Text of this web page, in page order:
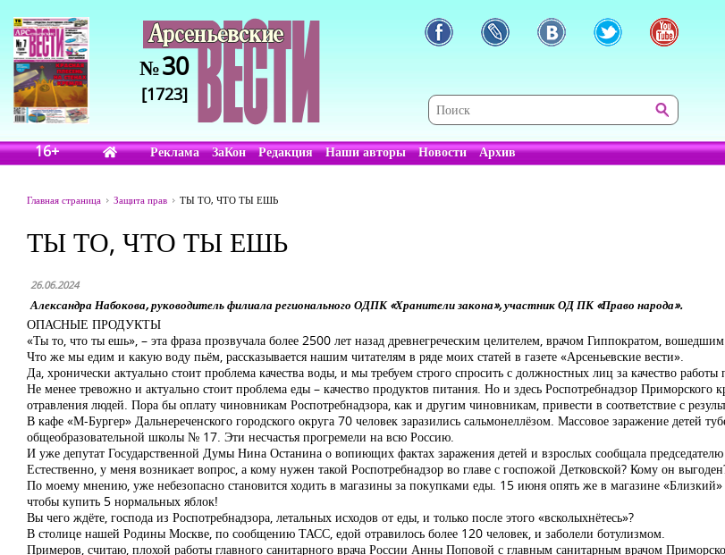
№30
[1723]
16+ Реклама ЗаКон Редакция Наши авторы Новости Архив
Главная страница Защита прав ТЫ ТО, ЧТО ТЫ ЕШЬ
ТЫ ТО, ЧТО ТЫ ЕШЬ
26.06.2024
Александра Набокова, руководитель филиала регионального ОДПК «Хранители закона», участник ОД ПК «Право народа».
ОПАСНЫЕ ПРОДУКТЫ
«Ты то, что ты ешь», – эта фраза прозвучала более 2500 лет назад древнегреческим целителем, врачом Гиппократом,
Что же мы едим и какую воду пьём, рассказывается нашим читателям в ряде моих статей в газете «Арсеньевские вести».
Да, хронически актуально стоит проблема качества воды, и мы требуем строго спросить с должностных лиц за качество
Не менее тревожно и актуально стоит проблема еды – качество продуктов питания. Но и здесь Роспотребнадзор Приморского
отравления людей. Пора бы оплату чиновникам Роспотребнадзора, как и другим чиновникам, привести в соответствие с
В кафе «М-Бургер» Дальнереченского городского округа 70 человек заразились сальмонеллёзом. Массовое заражение детей
общеобразовательной школы № 17. Эти несчастья прогремели на всю Россию.
И уже депутат Государственной Думы Нина Останина о вопиющих фактах заражения детей и взрослых сообщала
Естественно, у меня возникает вопрос, а кому нужен такой Роспотребнадзор во главе с госпожой Детковской? Кому он
По моему мнению, уже небезопасно становится ходить в магазины за покупками еды. 15 июня опять же в магазине
чтобы купить 5 нормальных яблок!
Вы чего ждёте, господа из Роспотребнадзора, летальных исходов от еды, и только после этого «всколыхнётесь»?
В столице нашей Родины Москве, по сообщению ТАСС, едой отравилось более 120 человек, и заболели ботулизмом.
Примеров, считаю, плохой работы главного санитарного врача России Анны Поповой с главным санитарным врачом